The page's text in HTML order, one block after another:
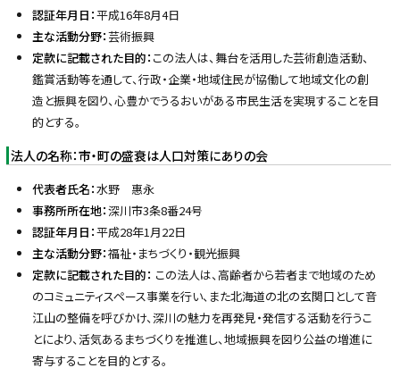
認証年月日：平成16年8月4日
主な活動分野：芸術振興
定款に記載された目的： この法人は、舞台を活用した芸術創造活動、
鑑賞活動等を通して、行政・企業・地域住民が協働して地域文化の創
造と振興を図り、心豊かでうるおいがある市民生活を実現することを目
的とする。
法人の名称：市・町の盛衰は人口対策にありの会
代表者氏名：水野 惠永
事務所所在地：深川市3条8番24号
認証年月日：平成28年1月22日
主な活動分野：福祉・まちづくり・観光振興
定款に記載された目的： この法人は、高齢者から若者まで地域のため
のコミュニティスペース事業を行い、また北海道の北の玄関口として音
江山の整備を呼びかけ、深川の魅力を再発見・発信する活動を行うこ
とにより、活気あるまちづくりを推進し、地域振興を図り公益の増進に
寄与することを目的とする。